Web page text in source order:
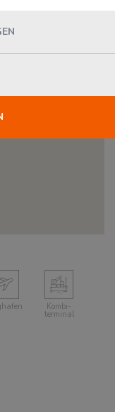
Kombi­
terminal